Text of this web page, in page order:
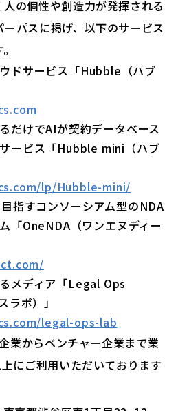
の個性や創造力が発揮される
パスに掲げ、以下のサービス
ドサービス「Hubble（ハブ
だけでAIが契約データベース
ービス「Hubble mini（ハブ
lp/Hubble-mini/
指すコンソーシアム型のNDA
「OneNDA（ワンエヌディー
メディア「Legal Ops
ラボ）」
legal-ops-lab
業からベンチャー企業まで業
にご利用いただいております